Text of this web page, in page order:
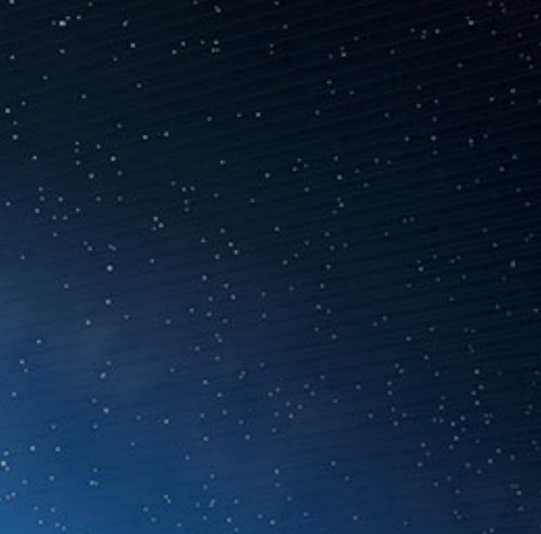
Màn hình cong chơi game Optix G27CQ4 sở hữu
tấm nền kích thước 27” độ phân giải WQHD
2560x1440. Tỷ lệ 16:9 của tấm nền cho phép game
thủ quan sát khu vực rộng hơn so với các tấm nền
độ phân giải FHD truyền thống, đặt bạn ở vị trí có
ưu thế so với đối thủ. Độ phân giải này cũng cho
phép game thủ làm việc đa nhiệm với nhiều cửa sổ
mở cùng lúc, đem đến hiệu suất làm việc cho mọi
tác vụ mà bạn muốn.